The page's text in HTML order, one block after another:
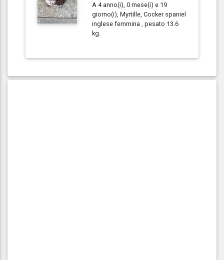
A 4 anno(i), 0 mese(i) e 19
giorno(i), Myrtille, Cocker spaniel
inglese femmina , pesato 13.6
kg.